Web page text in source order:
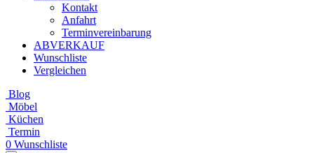
Kontakt
Anfahrt
Terminvereinbarung
ABVERKAUF
Wunschliste
Vergleichen
Blog
Möbel
Küchen
Termin
0 Wunschliste